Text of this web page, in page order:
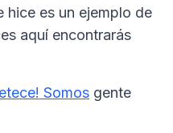
hice es un ejemplo de
aquí encontrarás
Somos gente